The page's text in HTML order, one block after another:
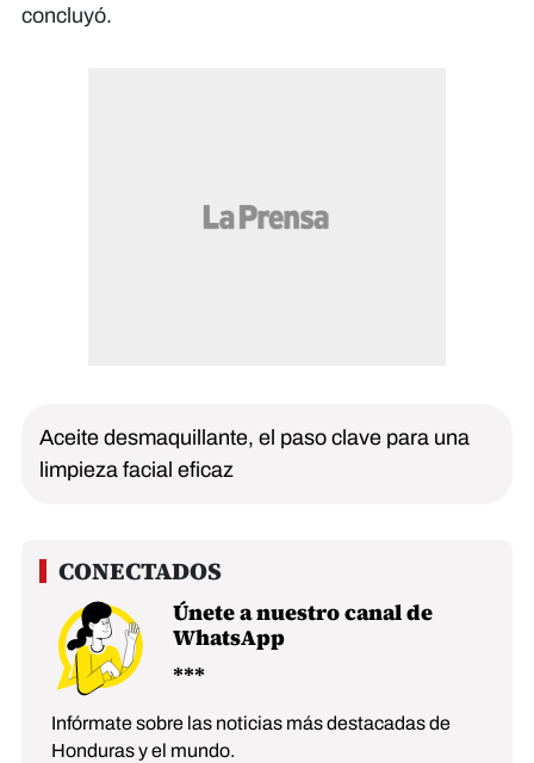
concluyó.
Aceite desmaquillante, el paso clave para una
limpieza facial eficaz
Únete a nuestro canal de
WhatsApp
Infórmate sobre las noticias más destacadas de
Honduras y el mundo.